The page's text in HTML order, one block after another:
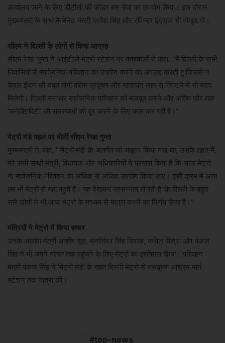
कार्यालय जाने के लिए डीटीसी की फीडर बस सेवा का उपयोग किया। इस दौरान
मुख्यमंत्री के साथ कैबिनेट मंत्री प्रवेश सिंह और रविन्द्र इंद्राज भी मौजूद थे।
सीएम ने दिल्ली के लोगों से किया आग्रह
सीएम रेखा गुप्ता ने आईटीओ मेट्रो स्टेशन पर पत्रकारों से कहा, “मैं दिल्ली के सभी
निवासियों से सार्वजनिक परिवहन का उपयोग करने का आग्रह करती हूं जिससे न
केवल ईंधन की बचत होगी बल्कि प्रदूषण और यातायात जाम से निपटने में भी मदद
मिलेगी। दिल्ली सरकार सार्वजनिक परिवहन को मजबूत करने और अंतिम छोर तक
‘कनेक्टिविटी’ की समस्याओं को दूर करने के लिए काम कर रही है।”
मेट्रो मंडे पहल पर बोलीं सीएम रेखा गुप्ता
मुख्यमंत्री ने कहा, “‘मेट्रो मंडे’ के अंतर्गत जो आह्वान किया गया था, उसके तहत मैं,
मेरे सभी साथी मंत्री, विधायक और अधिकारियों ने प्रयास किया है कि आज मेट्रो
या सार्वजनिक परिवहन का अधिक से अधिक उपयोग किया जाए। इसी क्रम में आज
हम भी मेट्रो से यहां पहुंचे हैं। यह देखकर प्रसन्नता हो रही है कि दिल्ली के बहुत
सारे लोगों ने भी आज मेट्रो के माध्यम से यात्रा करने का निर्णय लिया है।”
मंत्रियों ने मेट्रो में किया सफर
उनके अलावा मंत्री आशीष सूद, मनजिंदर सिंह सिरसा, कपिल मिश्रा और पंकज
सिंह ने भी अपने गंतव्य तक पहुंचने के लिए मेट्रो का इस्तेमाल किया। परिवहन
मंत्री पंकज सिंह ने 'मेट्रो मंडे' के तहत दिल्ली मेट्रो से रामकृष्ण आश्रम मार्ग
स्टेशन तक यात्रा की।
top-news